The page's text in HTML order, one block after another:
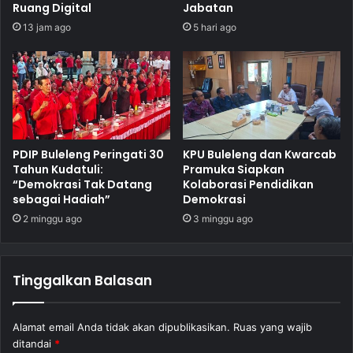
Ruang Digital
13 jam ago
Jabatan
5 hari ago
PDIP Buleleng Peringati 30
Tahun Kudatuli:
“Demokrasi Tak Datang
sebagai Hadiah”
2 minggu ago
KPU Buleleng dan Kwarcab
Pramuka Siapkan
Kolaborasi Pendidikan
Demokrasi
3 minggu ago
Tinggalkan Balasan
Alamat email Anda tidak akan dipublikasikan. Ruas yang wajib
ditandai *